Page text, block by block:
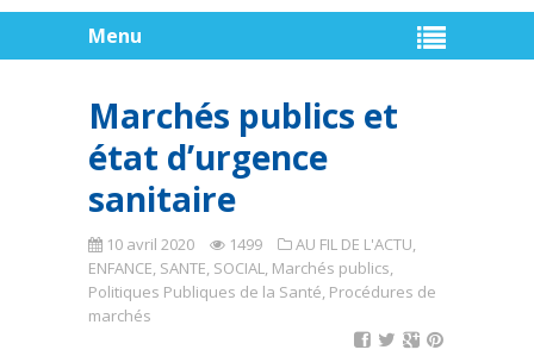
Menu
Marchés publics et
état d’urgence
sanitaire
10 avril 2020 1499 AU FIL DE L'ACTU,
ENFANCE, SANTE, SOCIAL, Marchés publics,
Politiques Publiques de la Santé, Procédures de
marchés